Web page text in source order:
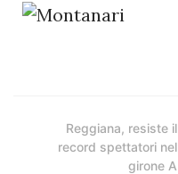
Reggiana, resiste il
record spettatori nel
girone A